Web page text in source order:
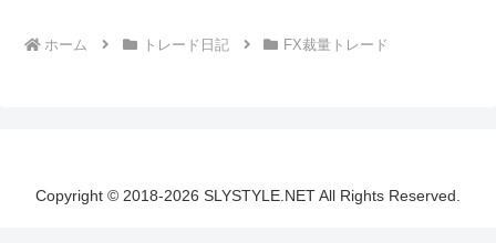
ホーム トレード日記 FX裁量トレード
Copyright © 2018-2026 SLYSTYLE.NET All Rights Reserved.